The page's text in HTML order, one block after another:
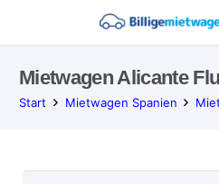
Mietwagen Alicante
Start Mietwagen Spanien